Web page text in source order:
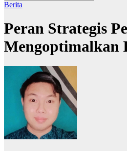
Berita
Peran Strategis
Mengoptimalkan